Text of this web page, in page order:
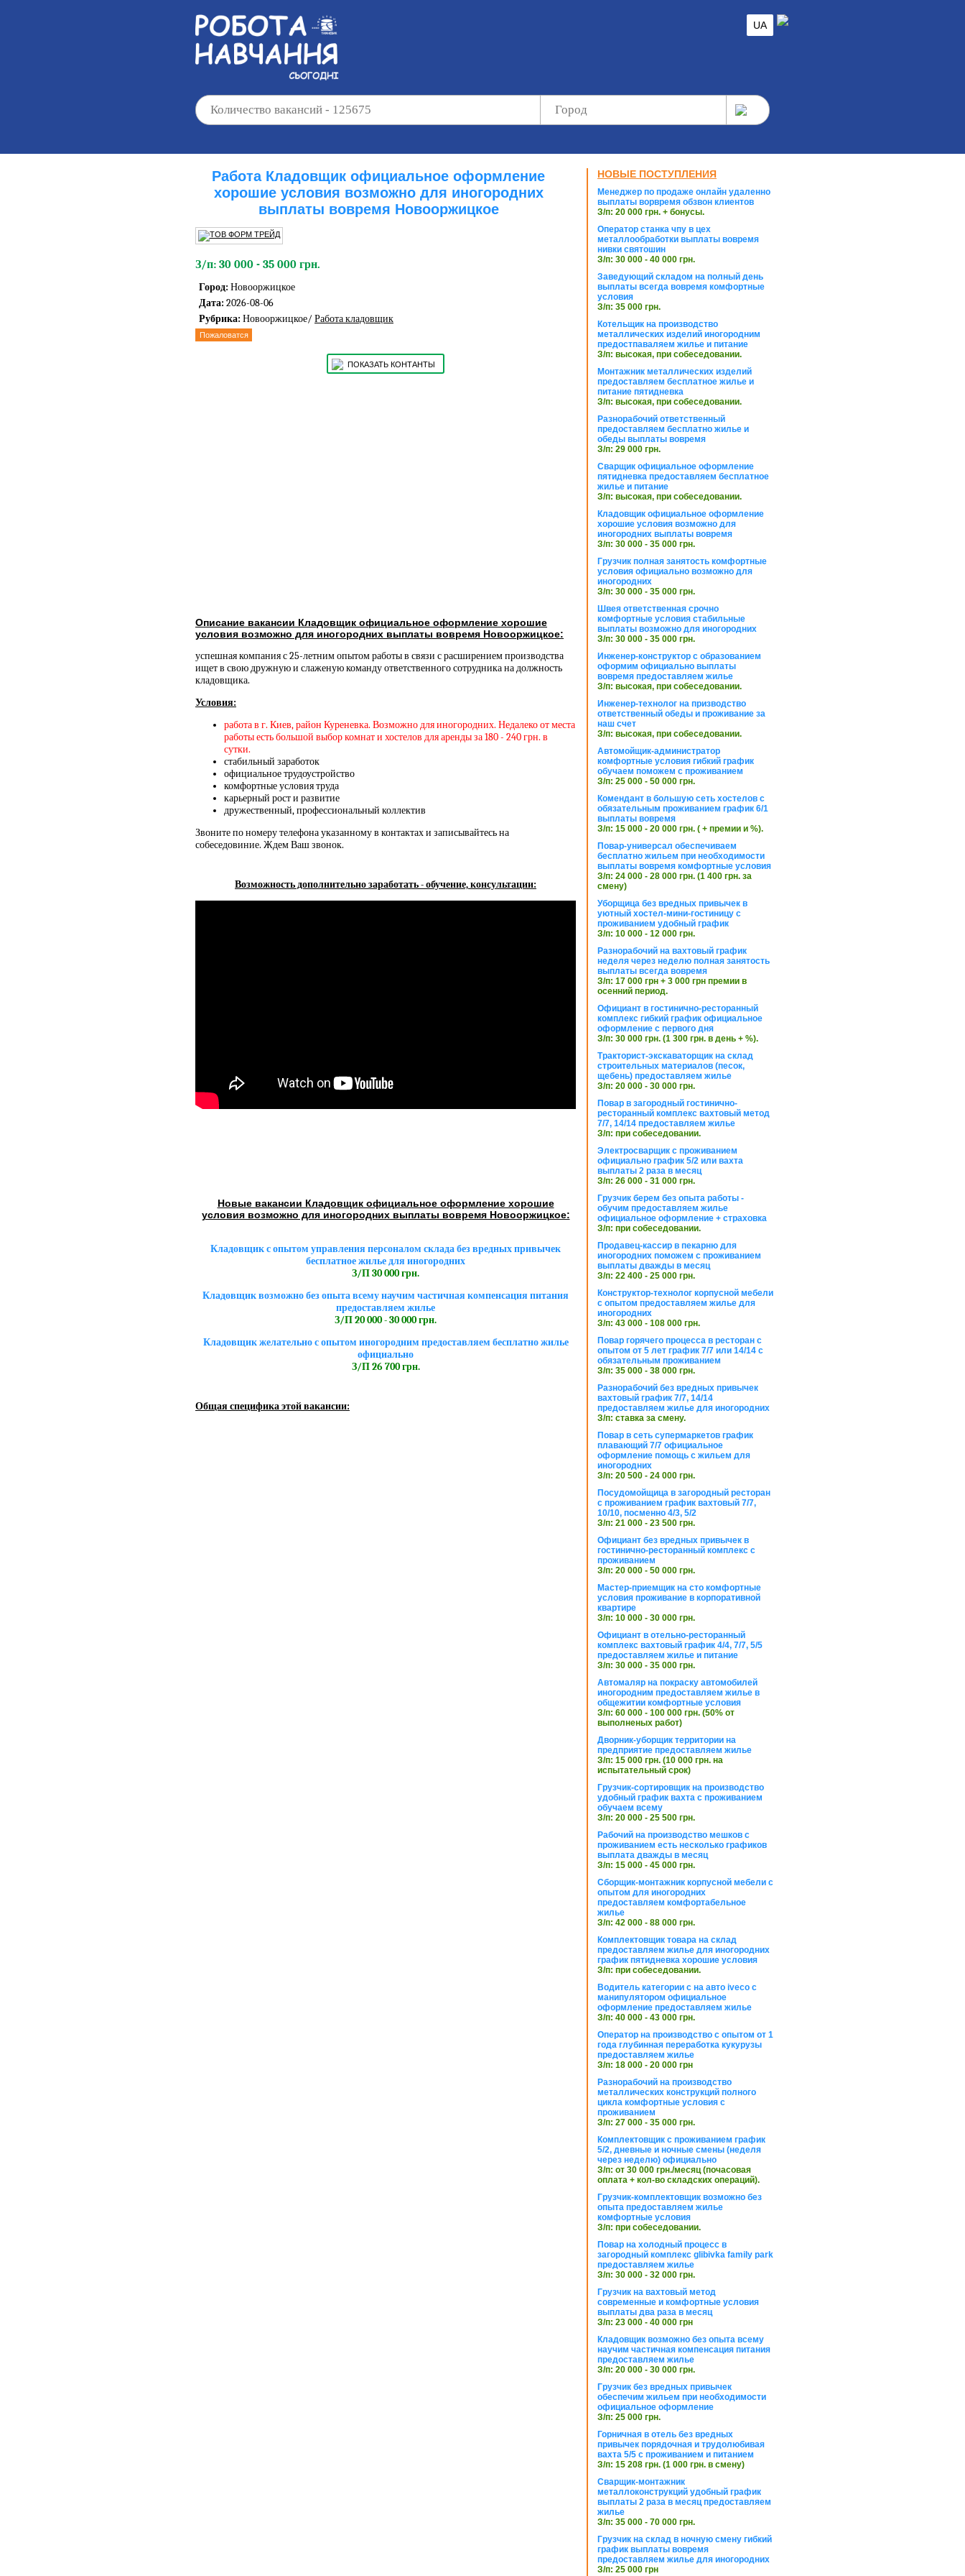
UA
Работа Кладовщик официальное оформление
хорошие условия возможно для иногородних
выплаты вовремя Новооржицкое
З/п: 30 000 - 35 000 грн.
Город: Новооржицкое
Дата: 2026-08-06
Рубрика: Новооржицкое/ Работа кладовщик
Пожаловатся
ПОКАЗАТЬ КОНТАНТЫ
Описание вакансии Кладовщик официальное оформление хорошие
условия возможно для иногородних выплаты вовремя Новооржицкое:
успешная компания с 25-летним опытом работы в связи с расширением производства
ищет в свою дружную и слаженую команду ответственного сотрудника на должность
кладовщика.
Условия:
работа в г. Киев, район Куреневка. Возможно для иногородних. Недалеко от места
работы есть большой выбор комнат и хостелов для аренды за 180 - 240 грн. в
сутки.
стабильный заработок
официальное трудоустройство
комфортные условия труда
карьерный рост и развитие
дружественный, профессиональный коллектив
Звоните по номеру телефона указанному в контактах и записывайтесь на
собеседовиние. Ждем Ваш звонок.
Возможность дополнительно заработать - обучение, консультации:
Новые вакансии Кладовщик официальное оформление хорошие
условия возможно для иногородних выплаты вовремя Новооржицкое:
Кладовщик с опытом управления персоналом склада без вредных привычек
бесплатное жилье для иногородних
З/П 30 000 грн.
Кладовщик возможно без опыта всему научим частичная компенсация питания
предоставляем жилье
З/П 20 000 - 30 000 грн.
Кладовщик желательно с опытом иногородним предоставляем бесплатно жилье
официально
З/П 26 700 грн.
Общая специфика этой вакансии:
НОВЫЕ ПОСТУПЛЕНИЯ
Менеджер по продаже онлайн удаленно
выплаты ворвремя обзвон клиентов
З/п: 20 000 грн. + бонусы.
Оператор станка чпу в цех
металлообработки выплаты вовремя
нивки святошин
З/п: 30 000 - 40 000 грн.
Заведующий складом на полный день
выплаты всегда вовремя комфортные
условия
З/п: 35 000 грн.
Котельщик на производство
металлических изделий иногородним
предостпаваляем жилье и питание
З/п: высокая, при собеседовании.
Монтажник металлических изделий
предоставляем бесплатное жилье и
питание пятидневка
З/п: высокая, при собеседовании.
Разнорабочий ответственный
предоставляем бесплатно жилье и
обеды выплаты вовремя
З/п: 29 000 грн.
Сварщик официальное оформление
пятидневка предоставляем бесплатное
жилье и питание
З/п: высокая, при собеседовании.
Кладовщик официальное оформление
хорошие условия возможно для
иногородних выплаты вовремя
З/п: 30 000 - 35 000 грн.
Грузчик полная занятость комфортные
условия официально возможно для
иногородних
З/п: 30 000 - 35 000 грн.
Швея ответственная срочно
комфортные условия стабильные
выплаты возможно для иногородних
З/п: 30 000 - 35 000 грн.
Инженер-конструктор с образованием
оформим официально выплаты
вовремя предоставляем жилье
З/п: высокая, при собеседовании.
Инженер-технолог на призводство
ответственный обеды и проживание за
наш счет
З/п: высокая, при собеседовании.
Автомойщик-администратор
комфортные условия гибкий график
обучаем поможем с проживанием
З/п: 25 000 - 50 000 грн.
Комендант в большую сеть хостелов с
обязательным проживанием график 6/1
выплаты вовремя
З/п: 15 000 - 20 000 грн. ( + премии и %).
Повар-универсал обеспечиваем
бесплатно жильем при необходимости
выплаты вовремя комфортные условия
З/п: 24 000 - 28 000 грн. (1 400 грн. за
смену)
Уборщица без вредных привычек в
уютный хостел-мини-гостиницу с
проживанием удобный график
З/п: 10 000 - 12 000 грн.
Разнорабочий на вахтовый график
неделя через неделю полная занятость
выплаты всегда вовремя
З/п: 17 000 грн + 3 000 грн премии в
осенний период.
Официант в гостинично-ресторанный
комплекс гибкий график официальное
оформление с первого дня
З/п: 30 000 грн. (1 300 грн. в день + %).
Тракторист-экскаваторщик на склад
строительных материалов (песок,
щебень) предоставляем жилье
З/п: 20 000 - 30 000 грн.
Повар в загородный гостинично-
ресторанный комплекс вахтовый метод
7/7, 14/14 предоставляем жилье
З/п: при собеседовании.
Электросварщик с проживанием
официально график 5/2 или вахта
выплаты 2 раза в месяц
З/п: 26 000 - 31 000 грн.
Грузчик берем без опыта работы -
обучим предоставляем жилье
официальное оформление + страховка
З/п: при собеседовании.
Продавец-кассир в пекарню для
иногородних поможем с проживанием
выплаты дважды в месяц
З/п: 22 400 - 25 000 грн.
Конструктор-технолог корпусной мебели
с опытом предоставляем жилье для
иногородних
З/п: 43 000 - 108 000 грн.
Повар горячего процесса в ресторан с
опытом от 5 лет график 7/7 или 14/14 с
обязательным проживанием
З/п: 35 000 - 38 000 грн.
Разнорабочий без вредных привычек
вахтовый график 7/7, 14/14
предоставляем жилье для иногородних
З/п: ставка за смену.
Повар в сеть супермаркетов график
плавающий 7/7 официальное
оформление помощь с жильем для
иногородних
З/п: 20 500 - 24 000 грн.
Посудомойщица в загородный ресторан
с проживанием график вахтовый 7/7,
10/10, посменно 4/3, 5/2
З/п: 21 000 - 23 500 грн.
Официант без вредных привычек в
гостинично-ресторанный комплекс с
проживанием
З/п: 20 000 - 50 000 грн.
Мастер-приемщик на сто комфортные
условия проживание в корпоративной
квартире
З/п: 10 000 - 30 000 грн.
Официант в отельно-ресторанный
комплекс вахтовый график 4/4, 7/7, 5/5
предоставляем жилье и питание
З/п: 30 000 - 35 000 грн.
Автомаляр на покраску автомобилей
иногородним предоставляем жилье в
общежитии комфортные условия
З/п: 60 000 - 100 000 грн. (50% от
выполненых работ)
Дворник-уборщик территории на
предприятие предоставляем жилье
З/п: 15 000 грн. (10 000 грн. на
испытательный срок)
Грузчик-сортировщик на производство
удобный график вахта с проживанием
обучаем всему
З/п: 20 000 - 25 500 грн.
Рабочий на производство мешков с
проживанием есть несколько графиков
выплата дважды в месяц
З/п: 15 000 - 45 000 грн.
Сборщик-монтажник корпусной мебели с
опытом для иногородних
предоставляем комфортабельное
жилье
З/п: 42 000 - 88 000 грн.
Комплектовщик товара на склад
предоставляем жилье для иногородних
график пятидневка хорошие условия
З/п: при собеседовании.
Водитель категории с на авто iveco с
манипулятором официальное
оформление предоставляем жилье
З/п: 40 000 - 43 000 грн.
Оператор на производство с опытом от 1
года глубинная переработка кукурузы
предоставляем жилье
З/п: 18 000 - 20 000 грн
Разнорабочий на производство
металлических конструкций полного
цикла комфортные условия с
проживанием
З/п: 27 000 - 35 000 грн.
Комплектовщик с проживанием график
5/2, дневные и ночные смены (неделя
через неделю) официально
З/п: от 30 000 грн./месяц (почасовая
оплата + кол-во складских операций).
Грузчик-комплектовщик возможно без
опыта предоставляем жилье
комфортные условия
З/п: при собеседовании.
Повар на холодный процесс в
загородный комплекс glibivka family park
предоставляем жилье
З/п: 30 000 - 32 000 грн.
Грузчик на вахтовый метод
современные и комфортные условия
выплаты два раза в месяц
З/п: 23 000 - 40 000 грн
Кладовщик возможно без опыта всему
научим частичная компенсация питания
предоставляем жилье
З/п: 20 000 - 30 000 грн.
Грузчик без вредных привычек
обеспечим жильем при необходимости
официальное оформление
З/п: 25 000 грн.
Горничная в отель без вредных
привычек порядочная и трудолюбивая
вахта 5/5 с проживанием и питанием
З/п: 15 208 грн. (1 000 грн. в смену)
Сварщик-монтажник
металлоконструкций удобный график
выплаты 2 раза в месяц предоставляем
жилье
З/п: 35 000 - 70 000 грн.
Грузчик на склад в ночную смену гибкий
график выплаты вовремя
предоставляем жилье для иногородних
З/п: 25 000 грн